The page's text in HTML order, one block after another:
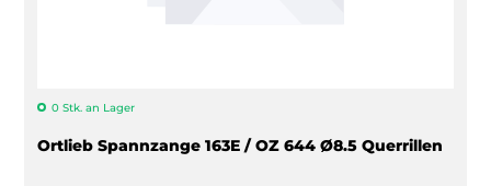
0 Stk. an Lager
Ortlieb Spannzange 163E / OZ 644 Ø8.5 Querrillen